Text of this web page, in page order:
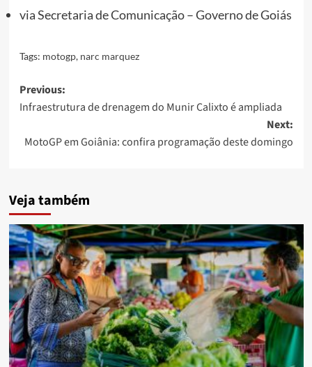
viaSecretaria de Comunicação – Governo de Goiás
Tags: motogp, narc marquez
Post
navigation
Previous:
Infraestrutura de drenagem do Munir Calixto é ampliada
Next:
MotoGP em Goiânia: confira programação deste domingo
Veja também